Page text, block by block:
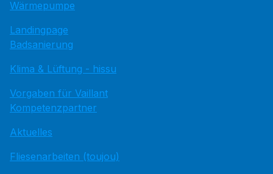
Wärmepumpe
Landingpage
Badsanierung
Klima & Lüftung - hissu
Vorgaben für Vaillant
Kompetenzpartner
Aktuelles
Fliesenarbeiten (toujou)